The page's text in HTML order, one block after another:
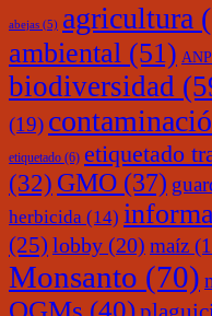
abejas (5) agricultura
ambiental (51)
biodiversidad
(19)
etiquetado (6) etiquetado
(32) GMO (37)
herbicida (14)
(25) lobby (20) maíz
Monsanto (70)